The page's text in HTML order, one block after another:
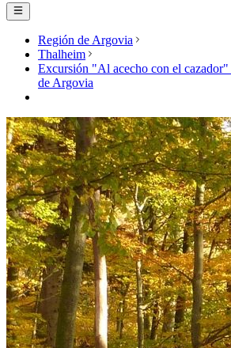
Región de Argovia
Thalheim
Excursión "Al acecho con el cazador"
de Argovia